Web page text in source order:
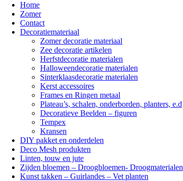
Home
Zomer
Contact
Decoratiemateriaal
Zomer decoratie materiaal
Zee decoratie artikelen
Herfstdecoratie materialen
Halloweendecoratie materialen
Sinterklaasdecoratie materialen
Kerst accessoires
Frames en Ringen metaal
Plateau’s, schalen, onderborden, planters, e.d
Decoratieve Beelden – figuren
Tempex
Kransen
DIY pakket en onderdelen
Deco Mesh produkten
Linten, touw en jute
Zijden bloemen – Droogbloemen- Droogmaterialen
Kunst takken – Guirlandes – Vet planten